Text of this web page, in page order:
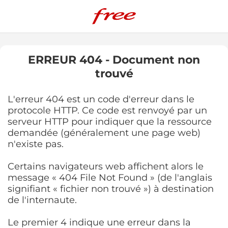
ERREUR 404 - Document non
trouvé
L'erreur 404 est un code d'erreur dans le
protocole HTTP. Ce code est renvoyé par un
serveur HTTP pour indiquer que la ressource
demandée (généralement une page web)
n'existe pas.
Certains navigateurs web affichent alors le
message « 404 File Not Found » (de l'anglais
signifiant « fichier non trouvé ») à destination
de l'internaute.
Le premier 4 indique une erreur dans la